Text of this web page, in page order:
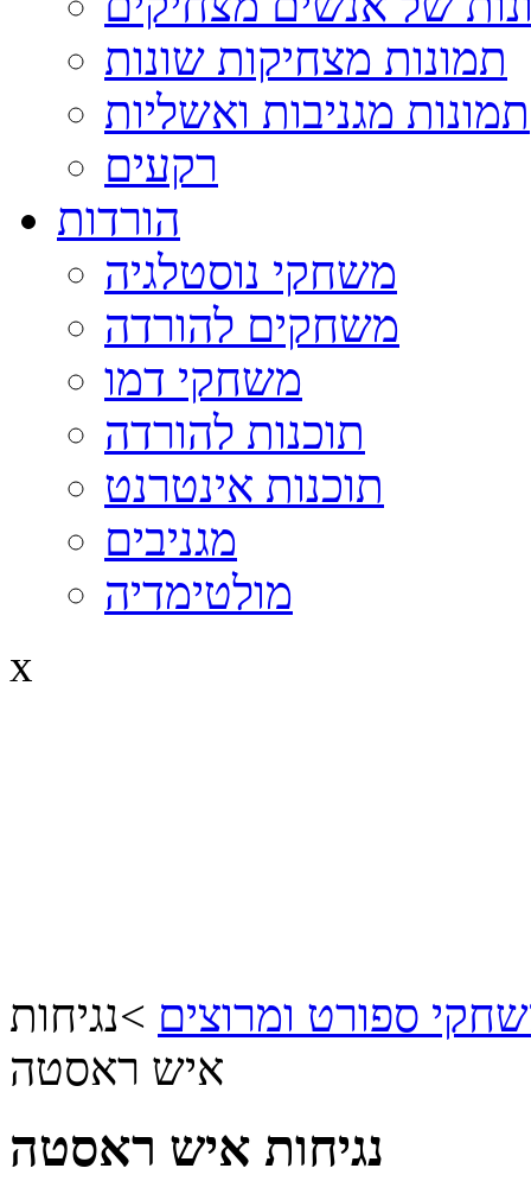
תמונות מצחיקות שונות
תמונות מגניבות ואשליות
רקעים
הורדות
משחקי נוסטלגיה
משחקים להורדה
משחקי דמו
תוכנות להורדה
תוכנות אינטרנט
מגניבים
מולטימדיה
x
ספורט ומרוצים >נגיחות
איש ראסטה
נגיחות איש ראסטה